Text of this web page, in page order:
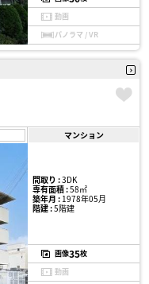
動画
パノラマ / VR
マンション
間取り :3DK
専有面積 :58㎡
築年月 :1978年05月
階建 :5階建
画像35枚
動画